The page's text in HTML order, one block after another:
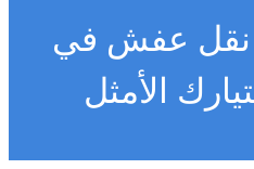
عفش في
الأمثل